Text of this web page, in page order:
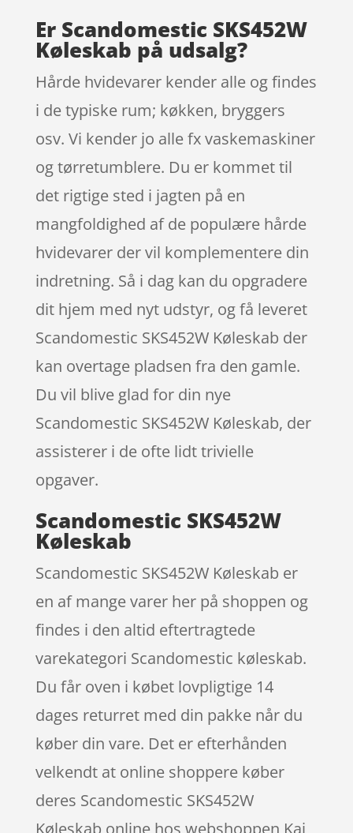
Er Scandomestic SKS452W
Køleskab på udsalg?
Hårde hvidevarer kender alle og findes
i de typiske rum; køkken, bryggers
osv. Vi kender jo alle fx vaskemaskiner
og tørretumblere. Du er kommet til
det rigtige sted i jagten på en
mangfoldighed af de populære hårde
hvidevarer der vil komplementere din
indretning. Så i dag kan du opgradere
dit hjem med nyt udstyr, og få leveret
Scandomestic SKS452W Køleskab der
kan overtage pladsen fra den gamle.
Du vil blive glad for din nye
Scandomestic SKS452W Køleskab, der
assisterer i de ofte lidt trivielle
opgaver.
Scandomestic SKS452W
Køleskab
Scandomestic SKS452W Køleskab er
en af mange varer her på shoppen og
findes i den altid eftertragtede
varekategori Scandomestic køleskab.
Du får oven i købet lovpligtige 14
dages returret med din pakke når du
køber din vare. Det er efterhånden
velkendt at online shoppere køber
deres Scandomestic SKS452W
Køleskab online hos webshoppen Kai